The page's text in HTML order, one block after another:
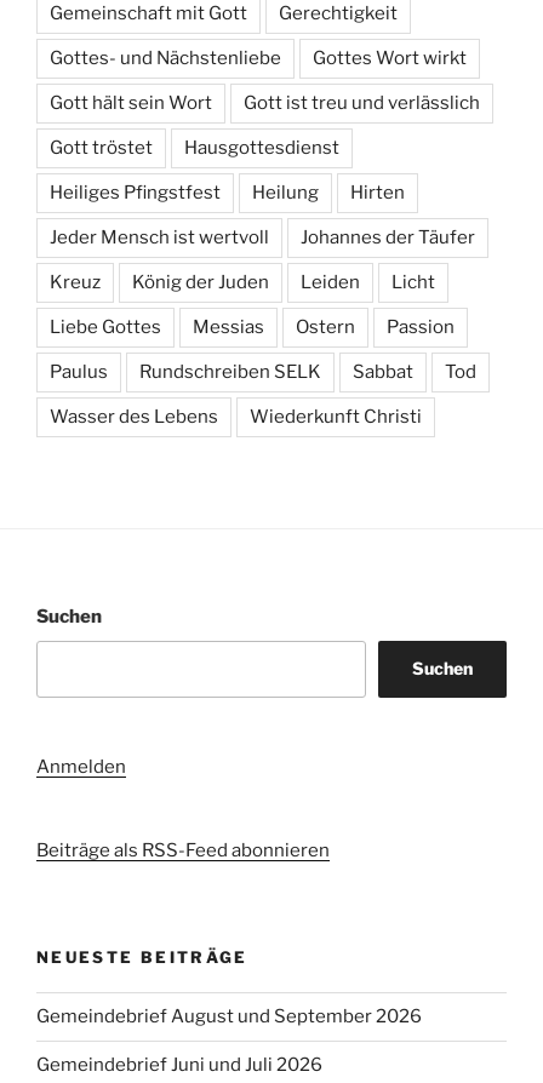
Gemeinschaft mit Gott Gerechtigkeit
Gottes- und Nächstenliebe Gottes Wort wirkt
Gott hält sein Wort Gott ist treu und verlässlich
Gott tröstet Hausgottesdienst
Heiliges Pfingstfest Heilung Hirten
Jeder Mensch ist wertvoll Johannes der Täufer
Kreuz König der Juden Leiden Licht
Liebe Gottes Messias Ostern Passion
Paulus Rundschreiben SELK Sabbat Tod
Wasser des Lebens Wiederkunft Christi
Suchen
Suchen
Anmelden
Beiträge als RSS-Feed abonnieren
NEUESTE BEITRÄGE
Gemeindebrief August und September 2026
Gemeindebrief Juni und Juli 2026